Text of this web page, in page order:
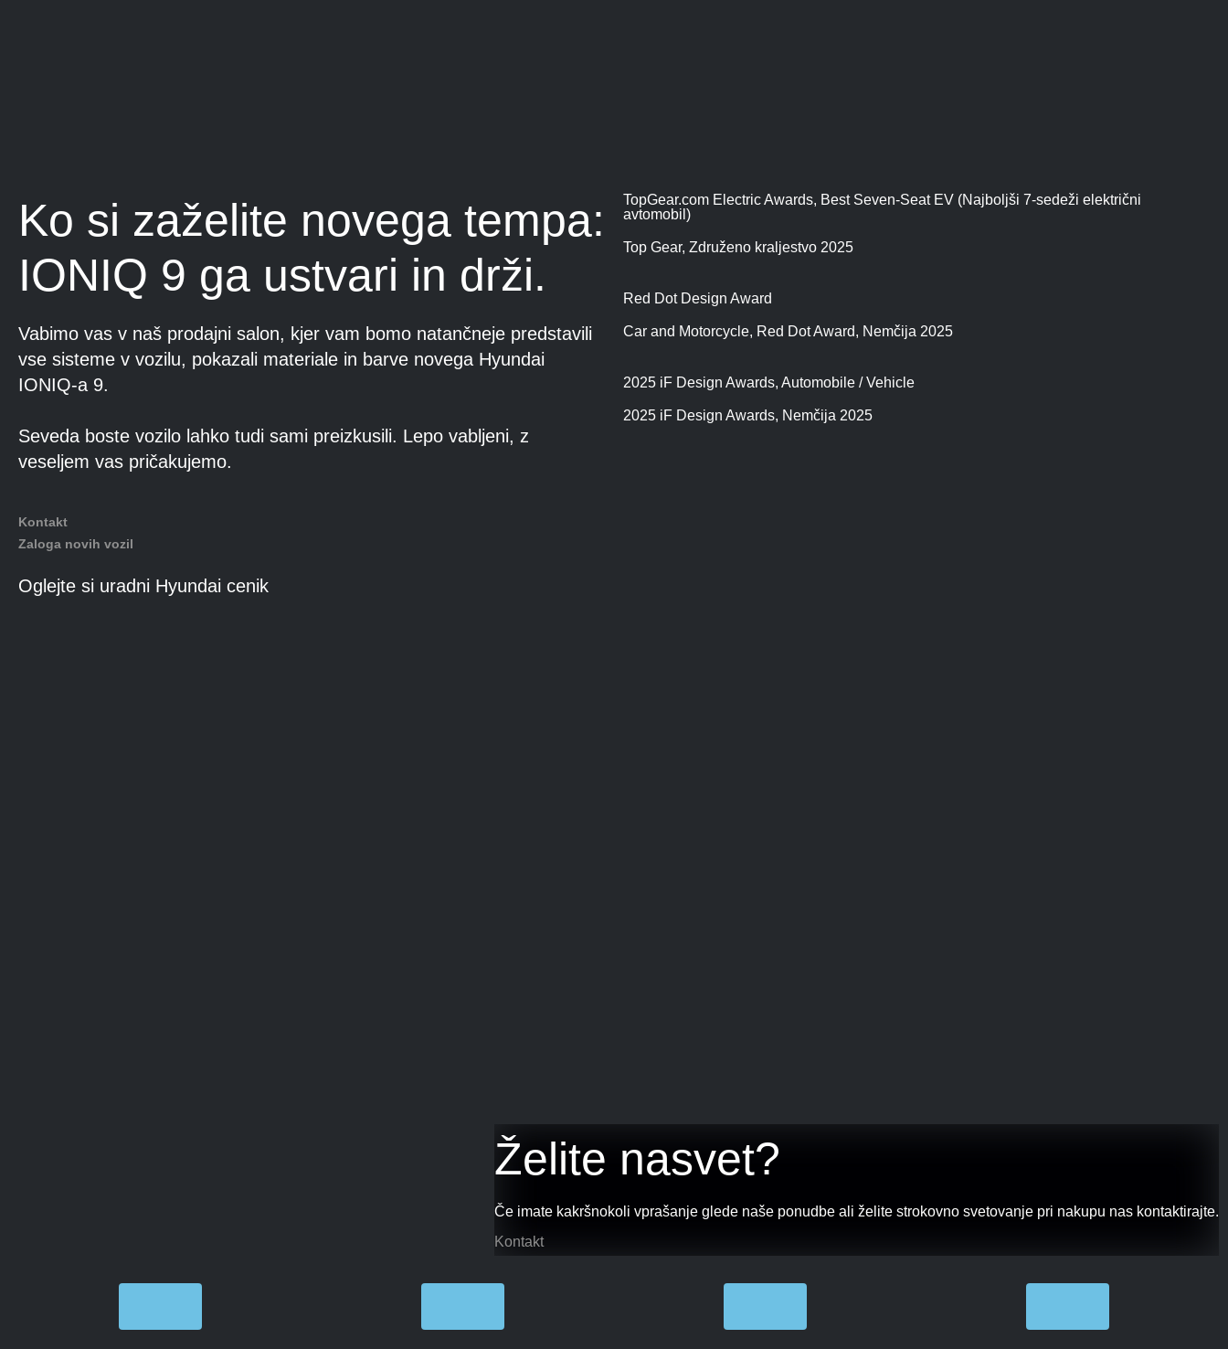
Ko si zaželite novega tempa:
IONIQ 9 ga ustvari in drži.
Vabimo vas v naš prodajni salon, kjer vam bomo natančneje predstavili
vse sisteme v vozilu, pokazali materiale in barve novega Hyundai
IONIQ-a 9.
Seveda boste vozilo lahko tudi sami preizkusili. Lepo vabljeni, z
veseljem vas pričakujemo.
Kontakt
Zaloga novih vozil
Oglejte si uradni Hyundai cenik
TopGear.com Electric Awards, Best Seven-Seat EV (Najboljši 7-sedeži električni
avtomobil)
Top Gear, Združeno kraljestvo 2025
Red Dot Design Award
Car and Motorcycle, Red Dot Award, Nemčija 2025
2025 iF Design Awards, Automobile / Vehicle
2025 iF Design Awards, Nemčija 2025
Želite nasvet?
Če imate kakršnokoli vprašanje glede naše ponudbe ali želite strokovno svetovanje pri nakupu nas kontaktirajte.
Kontakt